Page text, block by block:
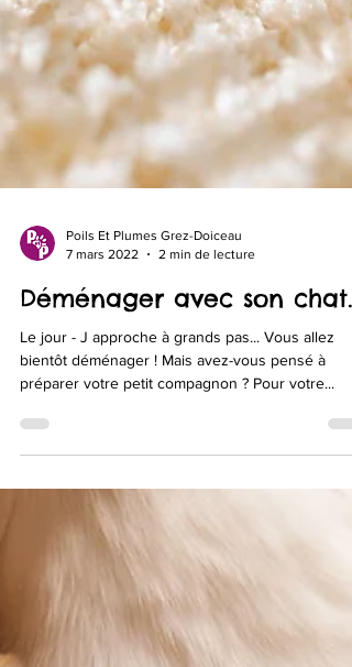
7 mars 2022
2 min de lecture
Déménager avec son chat.
Le jour - J approche à grands pas... Vous allez
préparer votre petit compagnon ? Pour votre...